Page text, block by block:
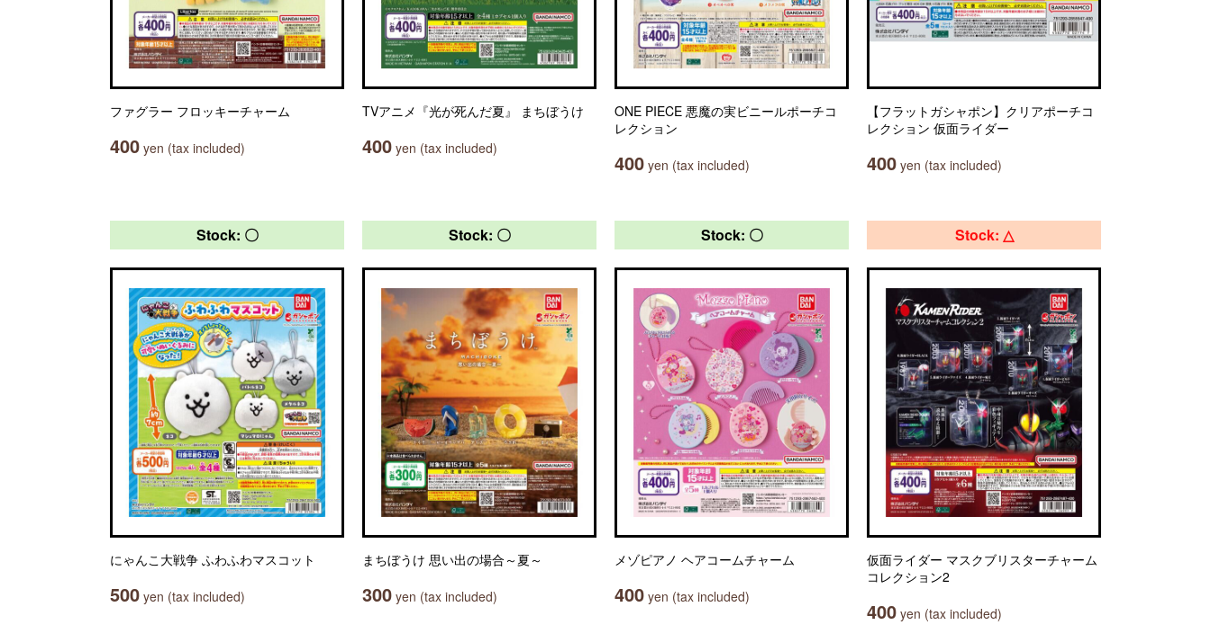
ファグラー フロッキーチャーム
400 yen (tax included)
TVアニメ『光が死んだ夏』 まちぼうけ
400 yen (tax included)
ONE PIECE 悪魔の実ビニールポーチコ
レクション
400 yen (tax included)
【フラットガシャポン】クリアポーチコ
レクション 仮面ライダー
400 yen (tax included)
Stock: 〇
にゃんこ大戦争 ふわふわマスコット
500 yen (tax included)
Stock: 〇
まちぼうけ 思い出の場合～夏～
300 yen (tax included)
Stock: 〇
メゾピアノ ヘアコームチャーム
400 yen (tax included)
Stock: △
仮面ライダー マスクブリスターチャーム
コレクション2
400 yen (tax included)